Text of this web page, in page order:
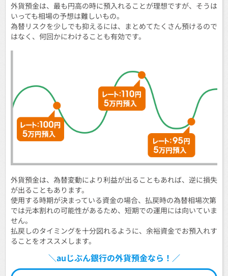
外貨預金は、最も円高の時に預入れることが理想ですが、そうは
いっても相場の予想は難しいもの。
為替リスクを少しでも抑えるには、まとめてたくさん預けるので
はなく、何回かにわけることも有効です。
外貨預金は、為替変動により利益が出ることもあれば、逆に損失
が出ることもあります。
使用する時期が決まっている資金の場合、払戻時の為替相場次第
では元本割れの可能性があるため、短期での運用には向いていま
せん。
払戻しのタイミングを十分図れるように、余裕資金でお預入れす
ることをオススメします。
＼auじぶん銀行の外貨預金なら！／